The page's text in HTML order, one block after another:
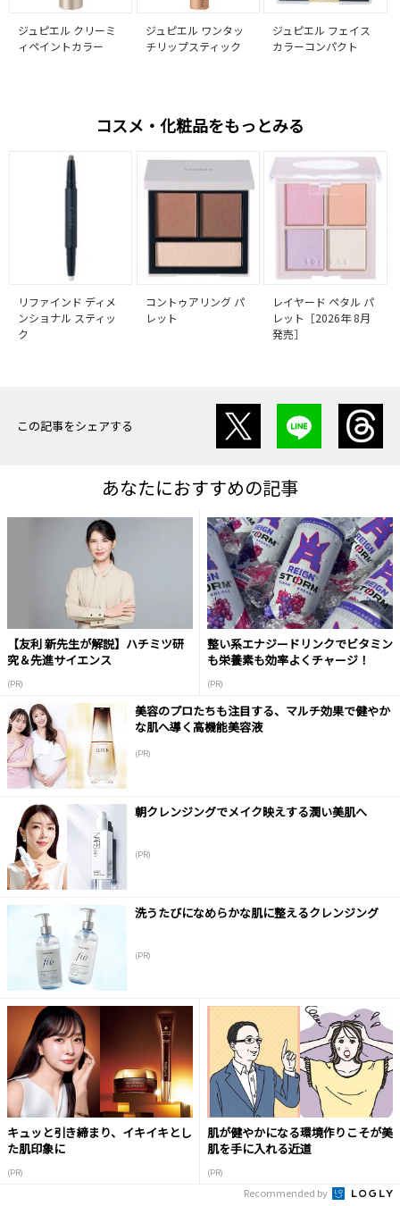
ジュピエル クリーミ
ィペイントカラー
ジュピエル ワンタッ
チリップスティック
ジュピエル フェイス
カラーコンパクト
コスメ・化粧品をもっとみる
リファインド ディメ
ンショナル スティッ
ク
コントゥアリング パ
レット
レイヤード ペタル パ
レット［2026年 8月
発売］
この記事をシェアする
あなたにおすすめの記事
【友利 新先生が解説】ハチミツ研
究＆先進サイエンス
(PR)
整い系エナジードリンクでビタミン
も栄養素も効率よくチャージ！
(PR)
美容のプロたちも注目する、マルチ効果で健やか
な肌へ導く高機能美容液
(PR)
朝クレンジングでメイク映えする潤い美肌へ
(PR)
洗うたびになめらかな肌に整えるクレンジング
(PR)
キュッと引き締まり、イキイキとし
た肌印象に
(PR)
肌が健やかになる環境作りこそが美
肌を手に入れる近道
(PR)
Recommended by